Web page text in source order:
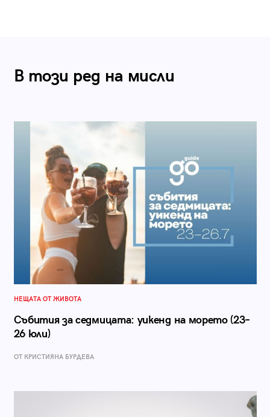
В този ред на мисли
НЕЩАТА ОТ ЖИВОТА
Събития за седмицата: уикенд на морето (23–
26 юли)
ОТ КРИСТИЯНА БУРДЕВА